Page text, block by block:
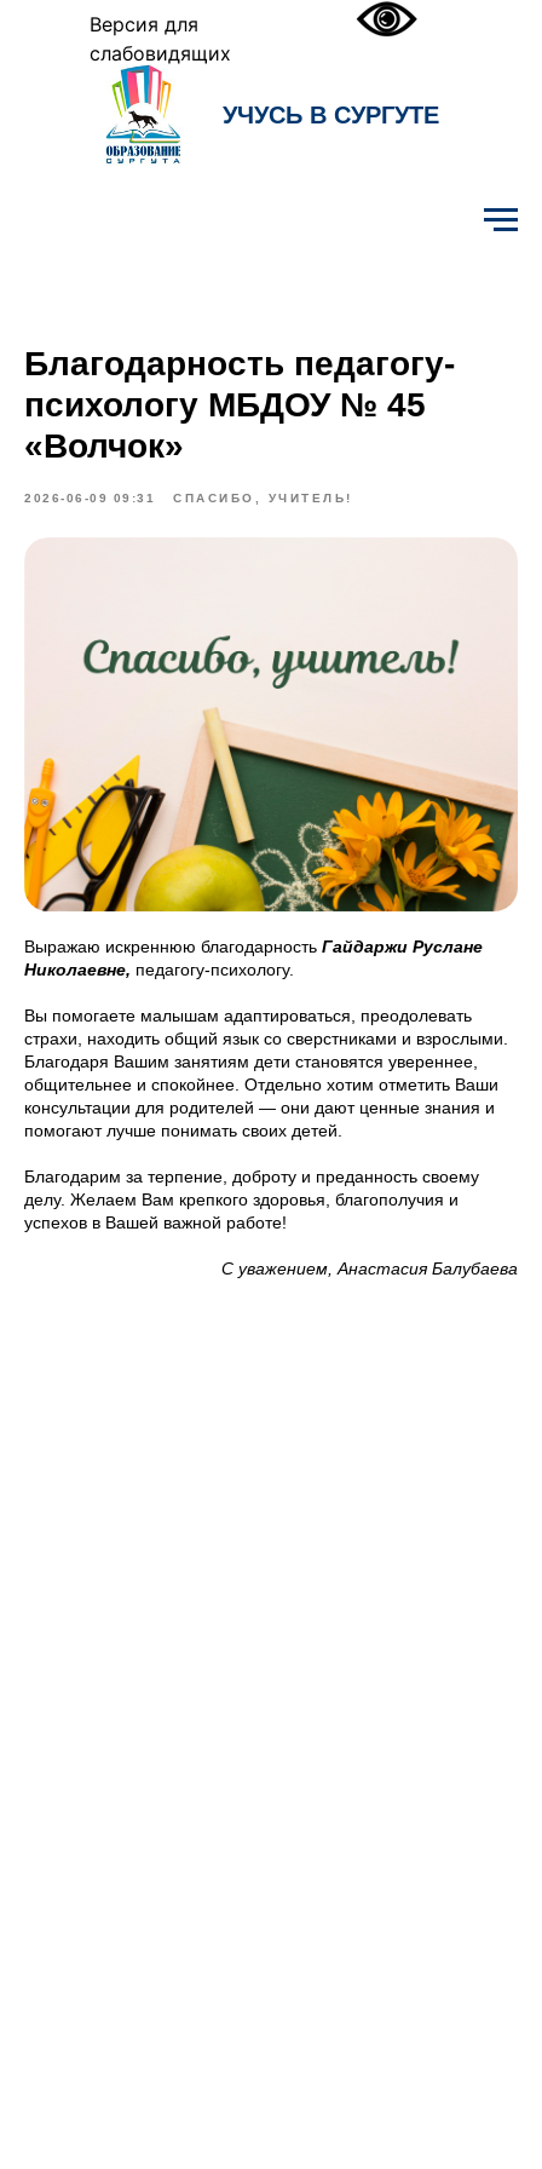
Версия для
слабовидящих
УЧУСЬ В СУРГУТЕ
Благодарность педагогу-
психологу МБДОУ № 45
«Волчок»
2026-06-09 09:31 СПАСИБО, УЧИТЕЛЬ!
Выражаю искреннюю благодарность Гайдаржи Руслане
Николаевне, педагогу-психологу.
Вы помогаете малышам адаптироваться, преодолевать
страхи, находить общий язык со сверстниками и взрослыми.
Благодаря Вашим занятиям дети становятся увереннее,
общительнее и спокойнее. Отдельно хотим отметить Ваши
консультации для родителей — они дают ценные знания и
помогают лучше понимать своих детей.
Благодарим за терпение, доброту и преданность своему
делу. Желаем Вам крепкого здоровья, благополучия и
успехов в Вашей важной работе!
С уважением, Анастасия Балубаева